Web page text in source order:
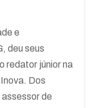
e
deu seus
redator júnior na
Dos
de